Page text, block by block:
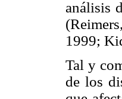
análisis
1999;
Tal y
de los